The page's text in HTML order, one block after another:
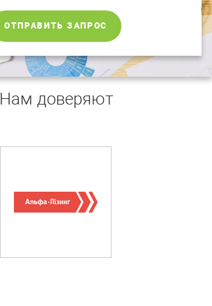
ОТПРАВИТЬ ЗАПРОС
Нам доверяют